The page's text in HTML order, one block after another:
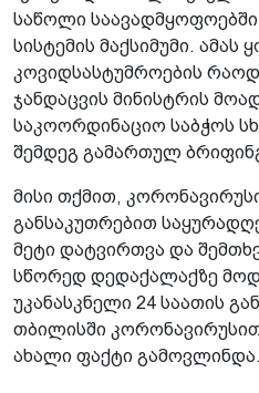
საწოლი
სისტემის მაქსიმუმი.
კოვიდსასტუმროების
ჯანდაცვის მინისტრის
საკოორდინაციო საბჭოს
შემდეგ გამართულ
მისი თქმით,
განსაკუთრებით
მეტი დატვირთვა და
სწორედ დედაქალაქზე
უკანასკნელი 24 საათის
თბილისში კორონავირუსით
ახალი ფაქტი გამოვლინდა.